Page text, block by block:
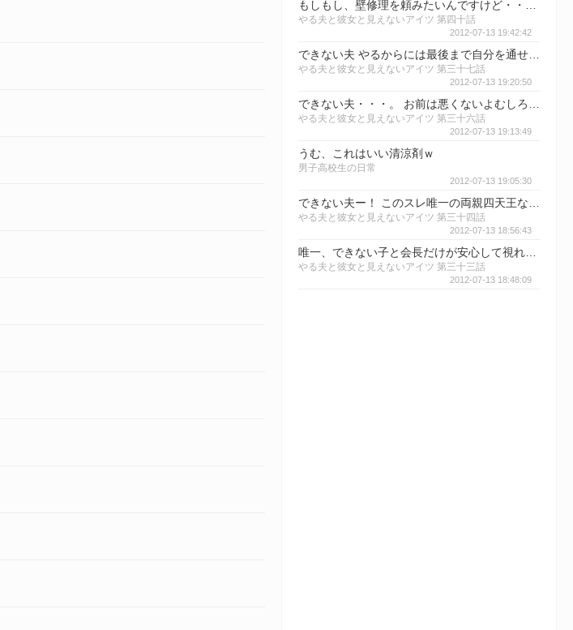
やる夫と彼女と見えないアイツ 第四十話
2012-07-13 19:42:42
やる夫と彼女と見えないアイツ 第三十七話
2012-07-13 19:20:50
やる夫と彼女と見えないアイツ 第三十六話
2012-07-13 19:13:49
うむ、これはいい清涼剤ｗ
男子高校生の日常
2012-07-13 19:05:30
やる夫と彼女と見えないアイツ 第三十四話
2012-07-13 18:56:43
やる夫と彼女と見えないアイツ 第三十三話
2012-07-13 18:48:09